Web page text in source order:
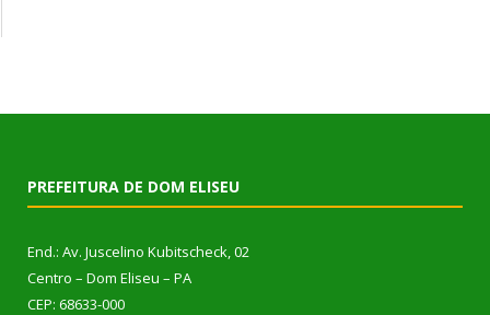
PREFEITURA DE DOM ELISEU
End.: Av. Juscelino Kubitscheck, 02
Centro – Dom Eliseu – PA
CEP: 68633-000